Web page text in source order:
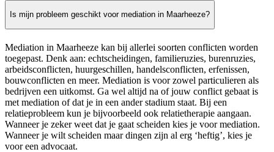
Is mijn probleem geschikt voor mediation in Maarheeze?
Mediation in Maarheeze kan bij allerlei soorten conflicten worden
toegepast. Denk aan: echtscheidingen, familieruzies, burenruzies,
arbeidsconflicten, huurgeschillen, handelsconflicten, erfenissen,
bouwconflicten en meer. Mediation is voor zowel particulieren als
bedrijven een uitkomst. Ga wel altijd na of jouw conflict gebaat is
met mediation of dat je in een ander stadium staat. Bij een
relatieprobleem kun je bijvoorbeeld ook relatietherapie aangaan.
Wanneer je zeker weet dat je gaat scheiden kies je voor mediation.
Wanneer je wilt scheiden maar dingen zijn al erg ‘heftig’, kies je
voor een advocaat.